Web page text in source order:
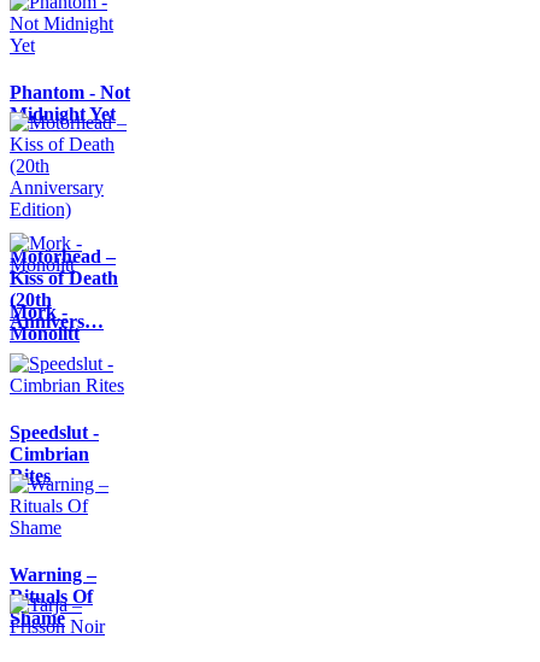
Phantom - Not
Midnight Yet
Motörhead –
Kiss of Death
(20th
Annivers…
Mork -
Monolitt
Speedslut -
Cimbrian
Rites
Warning –
Rituals Of
Shame